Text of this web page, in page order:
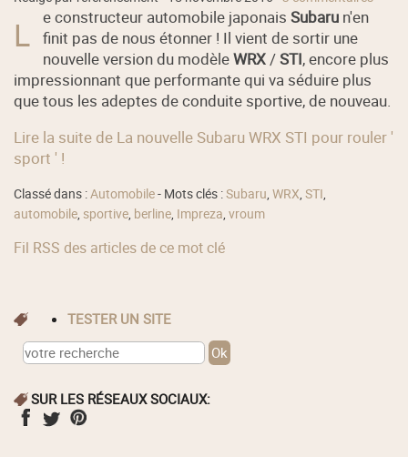
L e constructeur automobile japonaisSubaru n'en
finit pas de nous étonner ! Il vient de sortir une
nouvelle version du modèleWRX/STI, encore plus
impressionnant que performante qui va séduire plus
que tous les adeptes de conduite sportive, de nouveau.
Lire la suite de La nouvelle Subaru WRX STI pour rouler '
sport ' !
Classé dans :Automobile- Mots clés :Subaru,WRX,STI,
automobile, sportive, berline, Impreza,vroum
Fil RSS des articles de ce mot clé
TESTER UN SITE
SUR LES RÉSEAUX SOCIAUX: